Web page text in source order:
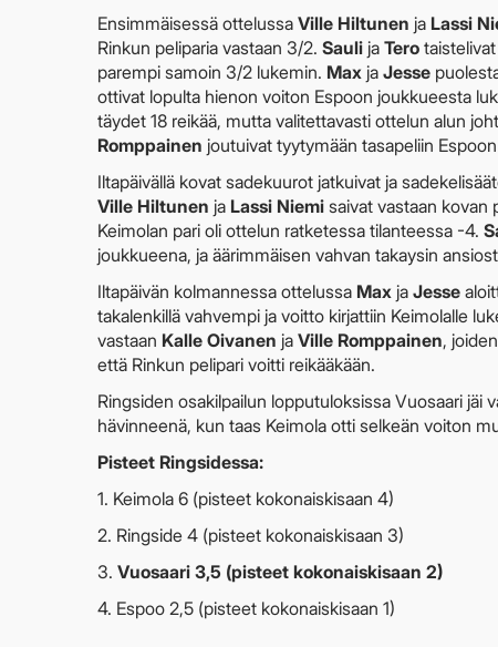
Ensimmäisessä ottelussa Ville Hiltunen ja Lassi
Rinkun peliparia vastaan 3/2. Sauli ja Tero
parempi samoin 3/2 lukemin. Max ja Jesse
ottivat lopulta hienon voiton Espoon joukkueesta
täydet 18 reikää, mutta valitettavasti ottelun alun
Romppainen joutuivat tyytymään tasapeliin
Iltapäivällä kovat sadekuurot jatkuivat ja
Ville Hiltunen ja Lassi Niemi saivat vastaan kovan
Keimolan pari oli ottelun ratketessa tilanteessa -4.
joukkueena, ja äärimmäisen vahvan takaysin
Iltapäivän kolmannessa ottelussa Max ja Jesse
takalenkillä vahvempi ja voitto kirjattiin Keimolalle
vastaan Kalle Oivanen ja Ville Romppainen,
että Rinkun pelipari voitti reikääkään.
Ringsiden osakilpailun lopputuloksissa Vuosaari jäi
hävinneenä, kun taas Keimola otti selkeän voiton
Pisteet Ringsidessa:
1. Keimola 6 (pisteet kokonaiskisaan 4)
2. Ringside 4 (pisteet kokonaiskisaan 3)
3. Vuosaari 3,5 (pisteet kokonaiskisaan 2)
4. Espoo 2,5 (pisteet kokonaiskisaan 1)